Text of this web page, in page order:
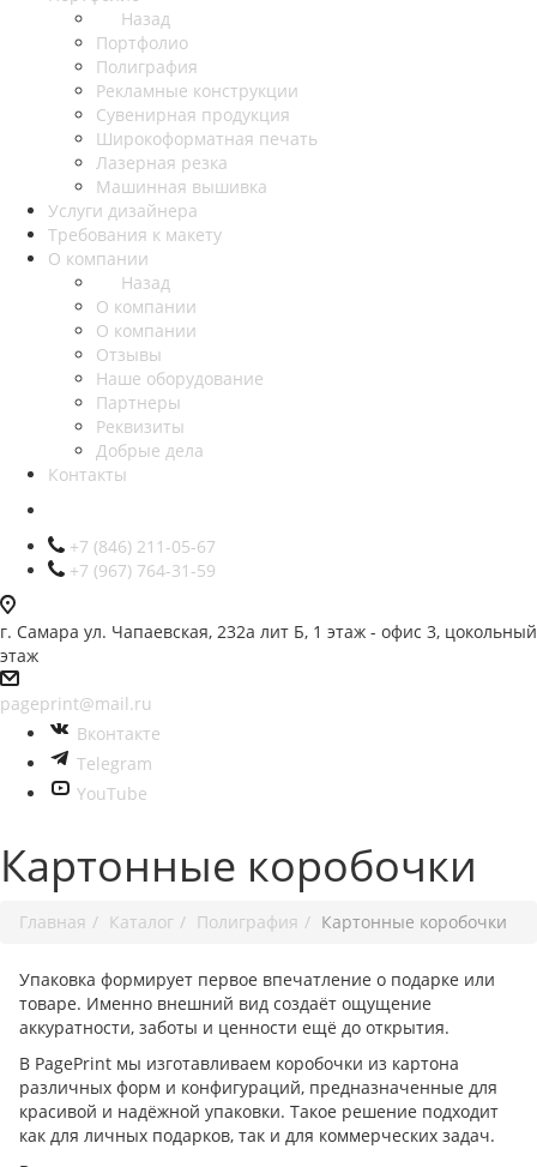
Назад
Портфолио
Полиграфия
Рекламные конструкции
Сувенирная продукция
Широкоформатная печать
Лазерная резка
Машинная вышивка
Услуги дизайнера
Требования к макету
О компании
Назад
О компании
О компании
Отзывы
Наше оборудование
Партнеры
Реквизиты
Добрые дела
Контакты
+7 (846) 211-05-67
+7 (967) 764-31-59
г. Самара ул. Чапаевская, 232а лит Б, 1 этаж - офис 3, цокольный
этаж
pageprint@mail.ru
Вконтакте
Telegram
YouTube
Картонные коробочки
Главная Каталог Полиграфия Картонные коробочки
Упаковка формирует первое впечатление о подарке или
товаре. Именно внешний вид создаёт ощущение
аккуратности, заботы и ценности ещё до открытия.
В PagePrint мы изготавливаем коробочки из картона
различных форм и конфигураций, предназначенные для
красивой и надёжной упаковки. Такое решение подходит
как для личных подарков, так и для коммерческих задач.